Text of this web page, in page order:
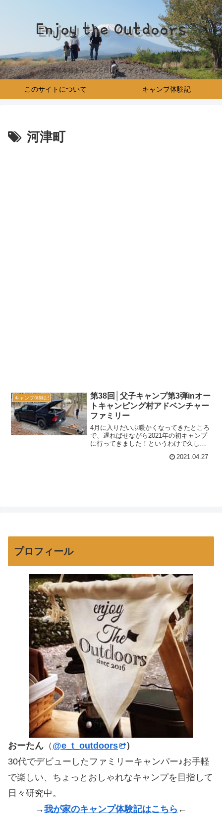
Enjoy the Outdoors
お手軽本格キャンプを目指すファミキャンブログ♪
このサイトについて キャンプ体験記
河津町
キャンプ体験記
第38回│父子キャンプ第3弾inオー
トキャンピング村アドベンチャー
ファミリー
4月に入りだいぶ暖かくなってきたところ
で、遅ればせながら2021年の初キャンプ
に行ってきました！というわけで久しぶ
めふたりの父子キャンプ。キャンプブー
2021.04.27
プロフィール
おーたん （ @e_t_outdoors
）
30代でデビューしたファミリーキャンパー♪お手軽
で楽しい、ちょっとおしゃれなキャンプを目指して
日々研究中。
→我が家のキャンプ体験記はこちら ←